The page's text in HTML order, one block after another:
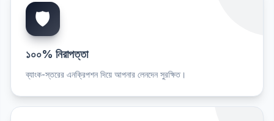
🛡️
১০০% নিরাপত্তা
ব্যাংক-স্তরের এনক্রিপশন দিয়ে আপনার লেনদেন সুরক্ষিত।